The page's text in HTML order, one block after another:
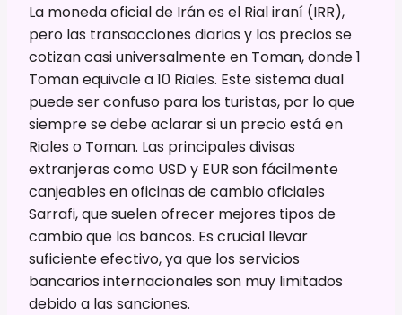
La moneda oficial de Irán es el Rial iraní (IRR),
pero las transacciones diarias y los precios se
cotizan casi universalmente en Toman, donde 1
Toman equivale a 10 Riales. Este sistema dual
puede ser confuso para los turistas, por lo que
siempre se debe aclarar si un precio está en
Riales o Toman. Las principales divisas
extranjeras como USD y EUR son fácilmente
canjeables en oficinas de cambio oficiales
Sarrafi, que suelen ofrecer mejores tipos de
cambio que los bancos. Es crucial llevar
suficiente efectivo, ya que los servicios
bancarios internacionales son muy limitados
debido a las sanciones.